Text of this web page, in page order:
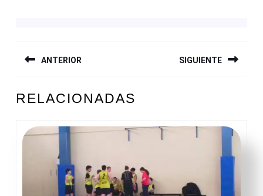
DE
ANTERIOR
anterior:
SIGUIENTE
entrada:
RELACIONADAS